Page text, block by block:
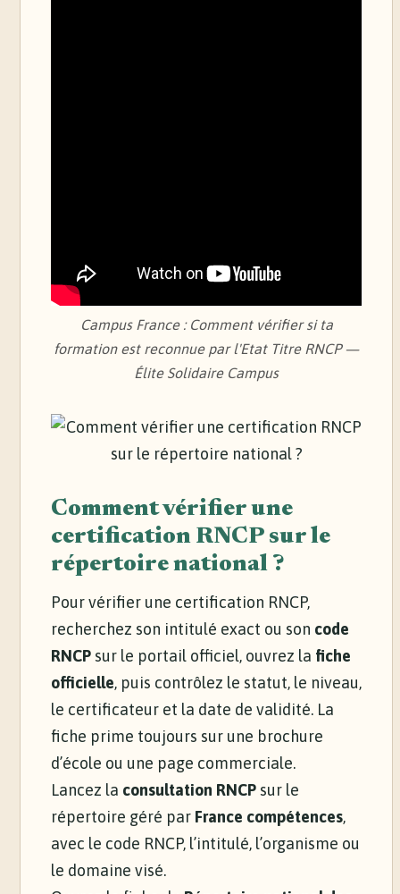
Campus France : Comment vérifier si ta
formation est reconnue par l'Etat Titre RNCP —
Élite Solidaire Campus
Comment vérifier une
certification RNCP sur le
répertoire national ?
Pour vérifier une certification RNCP,
recherchez son intitulé exact ou son code
RNCP sur le portail officiel, ouvrez la fiche
officielle, puis contrôlez le statut, le niveau,
le certificateur et la date de validité. La
fiche prime toujours sur une brochure
d’école ou une page commerciale.
Lancez la consultation RNCP sur le
répertoire géré par France compétences,
avec le code RNCP, l’intitulé, l’organisme ou
le domaine visé.